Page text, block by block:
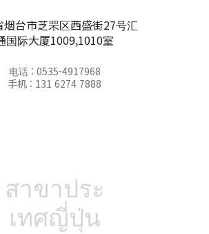
烟台市芝罘区西盛街27号汇
国际大厦1009,1010室
电话 : 0535-4917968
手机 : 131 6274 7888
สาขาประ
เทศญี่ปุ่น